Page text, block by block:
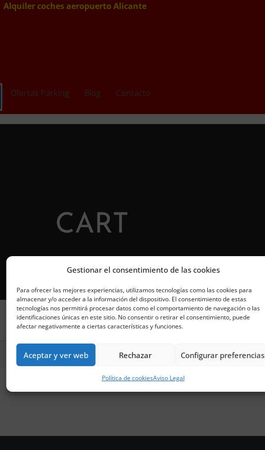
Gestionar el consentimiento de las cookies
Para ofrecer las mejores experiencias, utilizamos tecnologías como las cookies para
almacenar y/o acceder a la información del dispositivo. El consentimiento de estas
tecnologías nos permitirá procesar datos como el comportamiento de navegación o las
identificaciones únicas en este sitio. No consentir o retirar el consentimiento, puede
afectar negativamente a ciertas características y funciones.
Aceptar y ver web Rechazar Configurar preferencias
Política de cookiesAviso Legal
Alquiler coches aeropuerto Alicante
Ofertas Parking Blog Contacto
CART